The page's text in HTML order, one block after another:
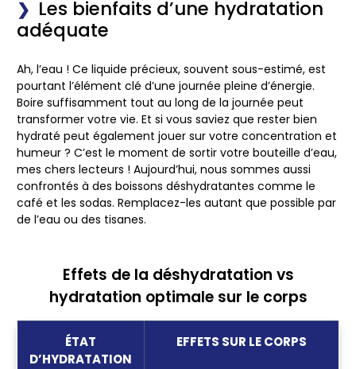
Les bienfaits d’une hydratation
adéquate
Ah, l’eau ! Ce liquide précieux, souvent sous-estimé, est
pourtant l’élément clé d’une journée pleine d’énergie.
Boire suffisamment tout au long de la journée peut
transformer votre vie. Et si vous saviez que rester bien
hydraté peut également jouer sur votre concentration et
humeur ? C’est le moment de sortir votre bouteille d’eau,
mes chers lecteurs ! Aujourd’hui, nous sommes aussi
confrontés à des boissons déshydratantes comme le
café et les sodas. Remplacez-les autant que possible par
de l’eau ou des tisanes.
Effets de la déshydratation vs
hydratation optimale sur le corps
ÉTAT
D’HYDRATATION
EFFETS SUR LE CORPS